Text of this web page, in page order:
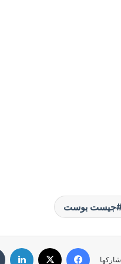
جيست بوست
شاركها
فيسبوك